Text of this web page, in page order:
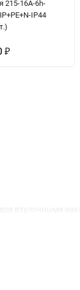
215-16А-6h-
IP44
₽
втулочными